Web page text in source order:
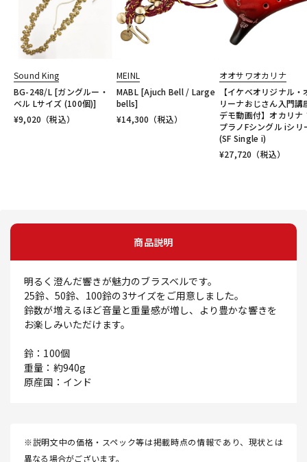
Sound King
BG-248/L [ガングルー・
ベル Lサイズ (100個)]
¥9,020 （税込）
MEINL
MABL [Ajuch Bell / Large
bells]
¥14,300 （税込）
オオサワオカリナ
【イケベオリジナル・
リーナおじさん入門講
デモ動画付】オカリナ
プラノFシングル iシリ
(SF Single i)
¥27,720 （税込）
商品説明
明るく澄んだ響きが魅力のブラスベルです。
25鈴、50鈴、100鈴の3サイズをご用意しました。
鈴数が増えるほど音量と重量感が増し、より豊かな響きを
お楽しみいただけます。
鈴：100個
重量：約940g
原産国：インド
※説明文中の価格・スペック等は掲載時点の情報であり、現状とは
異なる場合がございます。